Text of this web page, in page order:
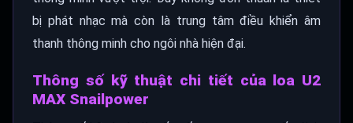
bị phát nhạc mà còn là trung tâm điều khiển âm
thanh thông minh cho ngôi nhà hiện đại.
Thông số kỹ thuật chi tiết của loa U2
MAX Snailpower